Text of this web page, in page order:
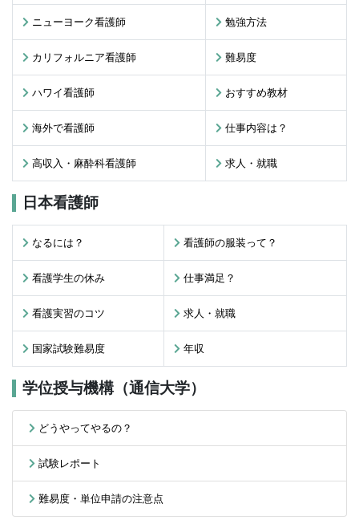
ニューヨーク看護師 勉強方法
カリフォルニア看護師 難易度
ハワイ看護師 おすすめ教材
海外で看護師 仕事内容は？
高収入・麻酔科看護師 求人・就職
日本看護師
なるには？ 看護師の服装って？
看護学生の休み 仕事満足？
看護実習のコツ 求人・就職
国家試験難易度 年収
学位授与機構（通信大学）
どうやってやるの？
試験レポート
難易度・単位申請の注意点